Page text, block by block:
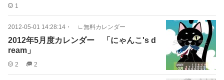
1
2012-05-01 14:28:14 ・ ∟無料カレンダー
2012年5月度カレンダー 「にゃんこ's d
ream」
2 2